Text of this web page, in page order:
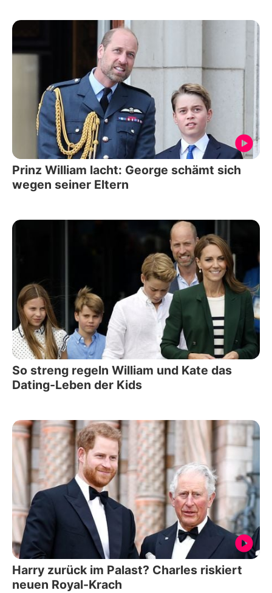
Prinz William lacht: George schämt sich
wegen seiner Eltern
So streng regeln William und Kate das
Dating-Leben der Kids
Harry zurück im Palast? Charles riskiert
neuen Royal-Krach